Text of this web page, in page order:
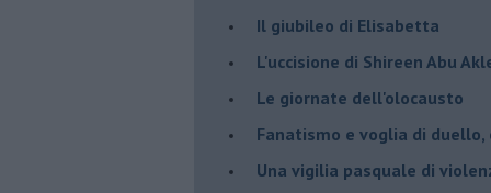
Il giubileo di Elisabetta
L'uccisione di Shireen Abu
Le giornate dell'olocausto
Fanatismo e voglia di
Una vigilia pasquale di